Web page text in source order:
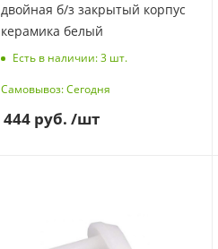
двойная б/з закрытый корпус
керамика белый
Есть в наличии: 3шт.
Самовывоз: Сегодня
444руб. /шт